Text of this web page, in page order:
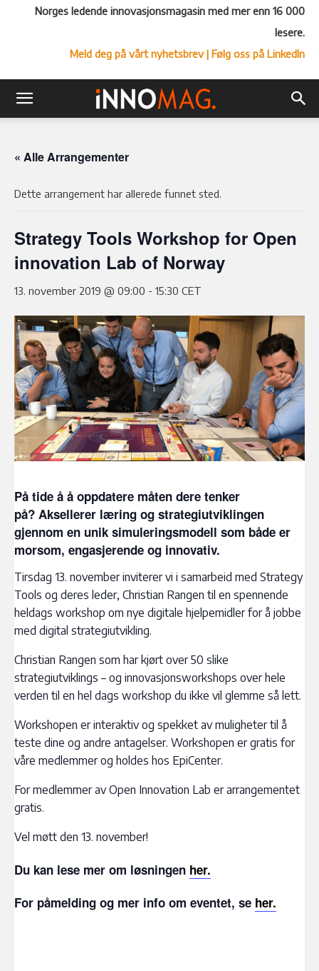
Norges ledende innovasjonsmagasin med mer enn 16 000
lesere.
Meld deg på vårt nyhetsbrev| Følg oss på LinkedIn
« Alle Arrangementer
Dette arrangement har allerede funnet sted.
Strategy Tools Workshop for Open
innovation Lab of Norway
13. november 2019 @ 09:00 - 15:30 CET
På tide å å oppdatere måten dere tenker
på? Aksellerer læring og strategiutviklingen
gjennom en unik simuleringsmodell som både er
morsom, engasjerende og innovativ.
Tirsdag 13. november inviterer vi i samarbeid med Strategy
Tools og deres leder, Christian Rangen til en spennende
heldags workshop om nye digitale hjelpemidler for å jobbe
med digital strategiutvikling.
Christian Rangen som har kjørt over 50 slike
strategiutviklings – og innovasjonsworkshops over hele
verden til en hel dags workshop du ikke vil glemme så lett.
Workshopen er interaktiv og spekket av muligheter til å
teste dine og andre antagelser. Workshopen er gratis for
våre medlemmer og holdes hos EpiCenter.
For medlemmer av Open Innovation Lab er arrangementet
gratis.
Vel møtt den 13. november!
Du kan lese mer om løsningen her.
For påmelding og mer info om eventet, se her.